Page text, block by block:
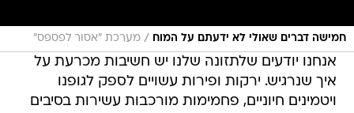
חמישה דברים שאולי לא ידעתם על המוח / מערכת "אסור לפספס"
אנחנו יודעים שלתזונה שלנו יש חשיבות מכרעת על
איך שנרגיש. ירקות ופירות עשויים לספק לגופנו
ויטמינים חיוניים, פחמימות מורכבות עשירות בסיבים